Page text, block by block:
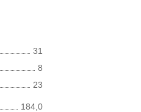
31
8
23
184,0